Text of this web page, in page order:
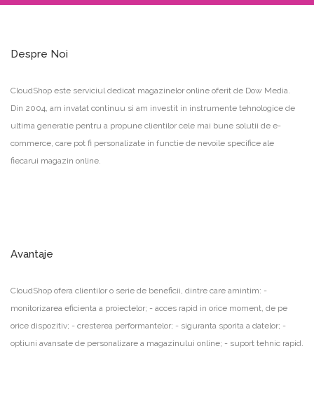
Despre Noi
CloudShop este serviciul dedicat magazinelor online oferit de Dow Media.
Din 2004, am invatat continuu si am investit in instrumente tehnologice de
ultima generatie pentru a propune clientilor cele mai bune solutii de e-
commerce, care pot fi personalizate in functie de nevoile specifice ale
fiecarui magazin online.
Avantaje
CloudShop ofera clientilor o serie de beneficii, dintre care amintim: -
monitorizarea eficienta a proiectelor; - acces rapid in orice moment, de pe
orice dispozitiv; - cresterea performantelor; - siguranta sporita a datelor; -
optiuni avansate de personalizare a magazinului online; - suport tehnic rapid.